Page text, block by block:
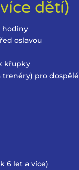
dětí)
hodiny
oslavou
křupky
trenéry) pro dospělé
6 let a více)